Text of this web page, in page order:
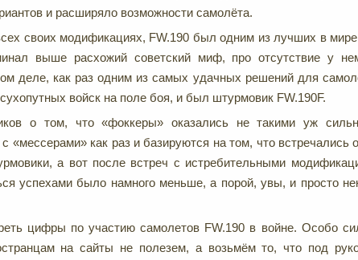
и расширяло возможности самолёта.
своих модификациях, FW.190 был одним из лучших в
выше расхожий советский миф, про отсутствие у
деле, как раз одним из самых удачных решений для
войск на поле боя, и был штурмовик FW.190F.
о том, что «фоккеры» оказались не такими уж
«мессерами» как раз и базируются на том, что встречались
а вот после встреч с истребительными
успехами было намного меньше, а порой, увы, и просто
цифры по участию самолетов FW.190 в войне. Особо
на сайты не полезем, а возьмём то, что под